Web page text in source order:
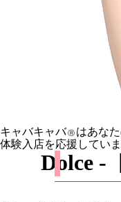
キャバキャバⓇ はあな
体験入店を応援してい
Dolce -